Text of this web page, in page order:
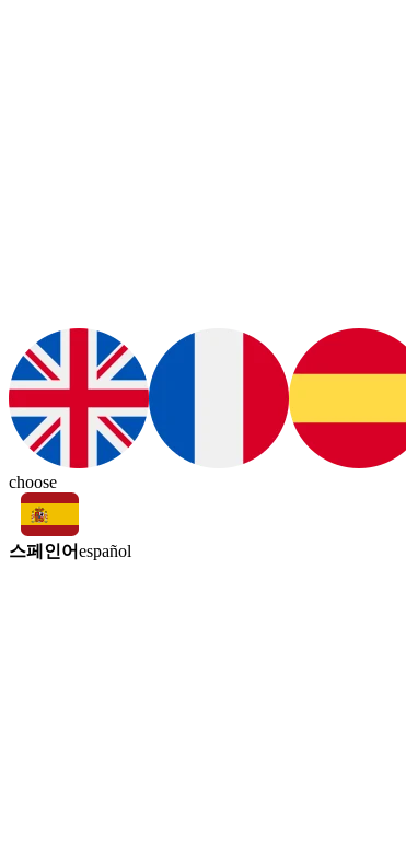
choose
스페인어español